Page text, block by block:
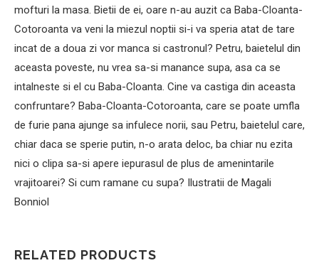
mofturi la masa. Bietii de ei, oare n-au auzit ca Baba-Cloanta-
Cotoroanta va veni la miezul noptii si-i va speria atat de tare
incat de a doua zi vor manca si castronul? Petru, baietelul din
aceasta poveste, nu vrea sa-si manance supa, asa ca se
intalneste si el cu Baba-Cloanta. Cine va castiga din aceasta
confruntare? Baba-Cloanta-Cotoroanta, care se poate umfla
de furie pana ajunge sa infulece norii, sau Petru, baietelul care,
chiar daca se sperie putin, n-o arata deloc, ba chiar nu ezita
nici o clipa sa-si apere iepurasul de plus de amenintarile
vrajitoarei? Si cum ramane cu supa? Ilustratii de Magali
Bonniol
RELATED PRODUCTS